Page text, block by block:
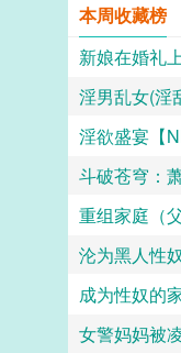
本周收藏榜
淫男乱女(淫
斗破苍穹：
重组家庭（
沦为黑人性
成为性奴的
女警妈妈被